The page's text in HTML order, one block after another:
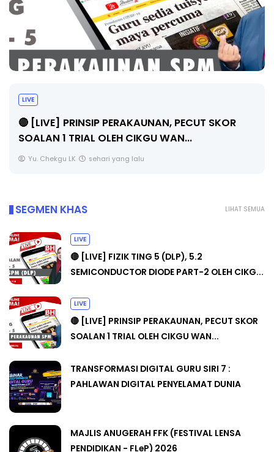
PAHLAWAN DIGITAL PENYELAMAT
Unknown 5 hari yang lalu
LIHAT SEMUA
SEGMEN KHAS
LIVE
🔴 [LIVE] FIZIK TING 5 (DLP), 5.2
SEMICONDUCTOR DIODE PART-2 OLEH CIKG...
LIVE
🔴 [LIVE] PRINSIP PERAKAUNAN, PECUT SKOR
SOALAN 1 TRIAL OLEH CIKGU WAN...
TRANSFORMASI DIGITAL GURU SIRI 7 :
PAHLAWAN DIGITAL PENYELAMAT DUNIA
MAJLIS ANUGERAH FFK (FESTIVAL LENSA
PENDIDIKAN - FLeP) 2026